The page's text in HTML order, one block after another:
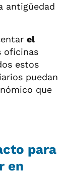
antigüedad
el
oficinas
estos
puedan
que
para
en